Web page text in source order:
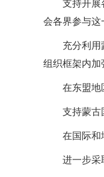
支持开展
会各界参与这
充分利用
组织框架内加
在东盟地
支持蒙古
在国际和
进一步采